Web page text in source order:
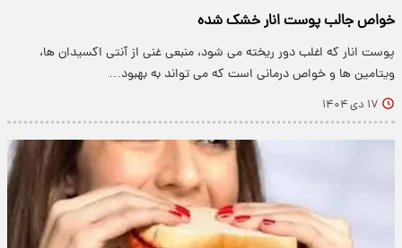
خواص جالب پوست انار خشک شده
پوست انار که اغلب دور ریخته می شود، منبعی غنی از آنتی اکسیدان ها،
ویتامین ها و خواص درمانی است که می تواند به بهبود…
۱۷ دی ۱۴۰۴